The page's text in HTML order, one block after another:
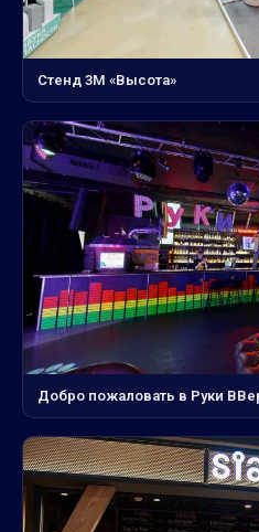
Стенд 3М «Высота»
Добро пожаловать в Руки